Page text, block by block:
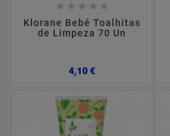
    
Klorane Bebé Toalhitas
de Limpeza 70 Un
4,10 €Preço